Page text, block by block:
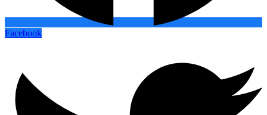
Facebook